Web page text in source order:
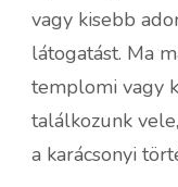
vagy kisebb
látogatást. Ma
templomi vagy
találkozunk
a karácsonyi